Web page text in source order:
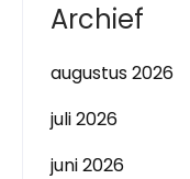
Archief
augustus 2026
juli 2026
juni 2026